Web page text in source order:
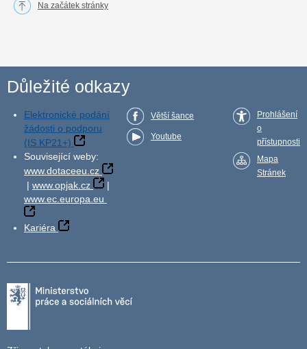
Na začátek stránky
Důležité odkazy
Elektronické podání
žádosti o podporu
(IS KP21+)
Související weby:
www.dotaceeu.cz
| www.opjak.cz
|
www.ec.europa.eu
Kariéra
Větší šance
Youtube
Prohlášení
o
přístupnosti
Mapa
Stránek